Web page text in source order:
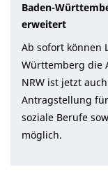
Baden-
erweitert
Ab sofort können
Württemberg die
NRW ist jetzt
Antragstellung
soziale Berufe
möglich.